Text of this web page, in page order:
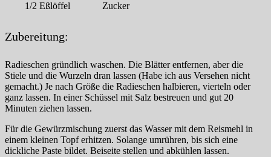
1/2 Eßlöffel Zucker
Zubereitung:
Radieschen gründlich waschen. Die Blätter entfernen, aber die
Stiele und die Wurzeln dran lassen (Habe ich aus Versehen nicht
gemacht.) Je nach Größe die Radieschen halbieren, vierteln oder
ganz lassen. In einer Schüssel mit Salz bestreuen und gut 20
Minuten ziehen lassen.
Für die Gewürzmischung zuerst das Wasser mit dem Reismehl in
einem kleinen Topf erhitzen. Solange umrühren, bis sich eine
dickliche Paste bildet. Beiseite stellen und abkühlen lassen.